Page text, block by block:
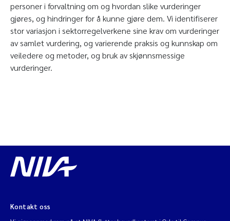
personer i forvaltning om og hvordan slike vurderinger
gjøres, og hindringer for å kunne gjøre dem. Vi identifiserer
stor variasjon i sektorregelverkene sine krav om vurderinger
av samlet vurdering, og varierende praksis og kunnskap om
veiledere og metoder, og bruk av skjønnsmessige
vurderinger.
Kontakt oss